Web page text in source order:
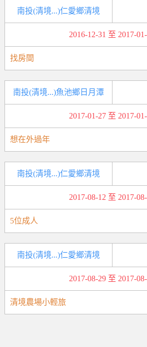
南投(清境...)仁愛鄉清境
2016-12-31 至 2017-01-
找房間
南投(清境...)魚池鄉日月潭
2017-01-27 至 2017-
想在外過年
南投(清境...)仁愛鄉清境
2017-08-12 至 2017-
5位成人
南投(清境...)仁愛鄉清境
2017-08-29 至 2017-
清境農場小輕旅